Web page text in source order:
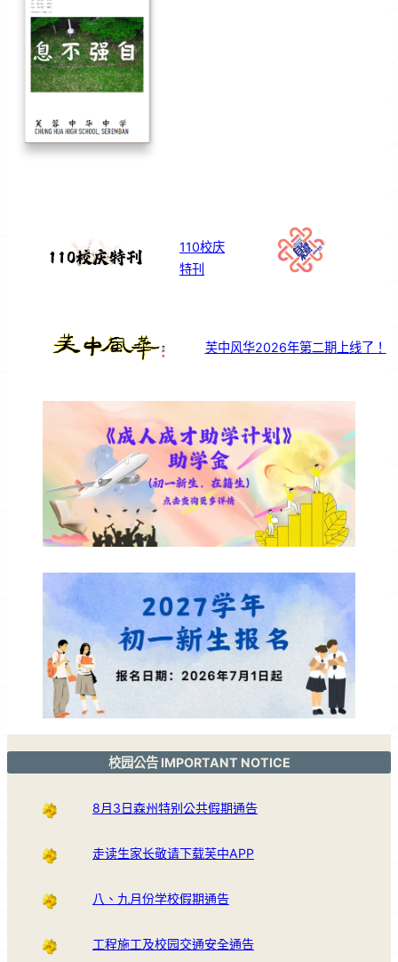
110校庆
特刊
芙中风华2026年第二期上线了！
校园公告 IMPORTANT NOTICE
8月3日森州特别公共假期通告
走读生家长敬请下载芙中APP
八、九月份学校假期通告
工程施工及校园交通安全通告